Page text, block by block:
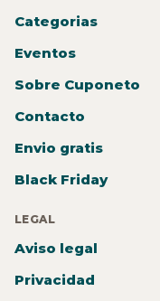
Categorias
Eventos
Sobre Cuponeto
Contacto
Envio gratis
Black Friday
LEGAL
Aviso legal
Privacidad